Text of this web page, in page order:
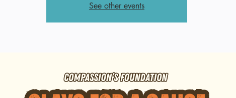
See other events